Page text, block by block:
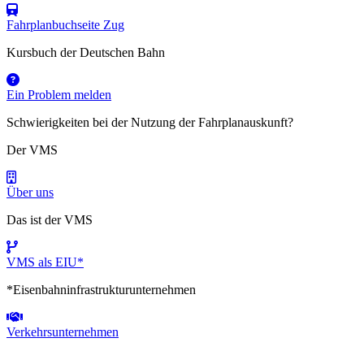
Fahrplanbuchseite Zug
Kursbuch der Deutschen Bahn
Ein Problem melden
Schwierigkeiten bei der Nutzung der Fahrplanauskunft?
Der VMS
Über uns
Das ist der VMS
VMS als EIU*
*Eisenbahninfrastrukturunternehmen
Verkehrsunternehmen